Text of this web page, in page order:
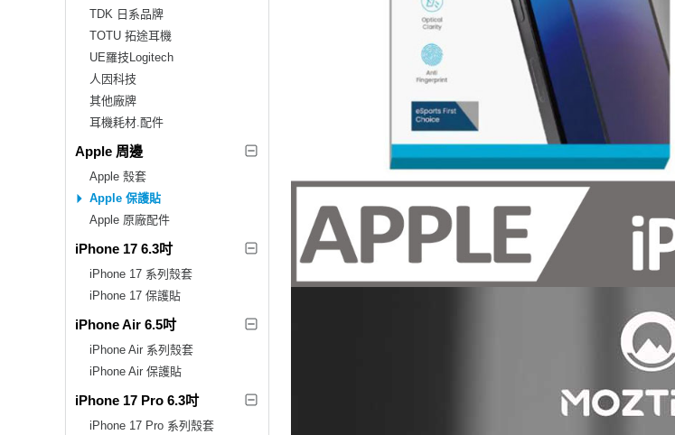
TDK 日系品牌
TOTU 拓途耳機
UE羅技Logitech
人因科技
其他廠牌
耳機耗材.配件
Apple 周邊
Apple 殼套
Apple 保護貼
Apple 原廠配件
iPhone 17 6.3吋
iPhone 17 系列殼套
iPhone 17 保護貼
iPhone Air 6.5吋
iPhone Air 系列殼套
iPhone Air 保護貼
iPhone 17 Pro 6.3吋
iPhone 17 Pro 系列殼套